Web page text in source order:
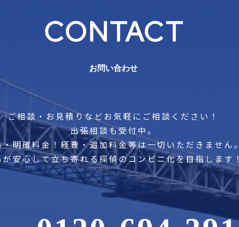
CONTACT
お問い合わせ
ご相談・お見積りなどお気軽にご相談ください！
出張相談も受付中。
明確料金！経費・追加料金等は一切いただきません。
が安心して立ち寄れる探偵のコンビニ化を目指します！